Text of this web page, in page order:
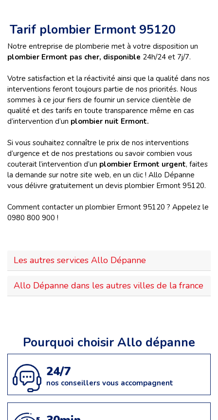
Tarif plombier Ermont 95120
Notre entreprise de plomberie met à votre disposition un
plombier Ermont pas cher, disponible 24h/24 et 7j/7.
Votre satisfaction et la réactivité ainsi que la qualité dans nos
interventions feront toujours partie de nos priorités. Nous
sommes à ce jour fiers de fournir un service clientèle de
qualité et des tarifs en toute transparence même en cas
d’intervention d’un plombier nuit Ermont.
Si vous souhaitez connaître le prix de nos interventions
d’urgence et de nos prestations ou savoir combien vous
couterait l’intervention d’un plombier Ermont urgent, faites
la demande sur notre site web, en un clic ! Allo Dépanne
vous délivre gratuitement un devis plombier Ermont 95120.
Comment contacter un plombier Ermont 95120 ? Appelez le
0980 800 900 !
Les autres services Allo Dépanne
Allo Dépanne dans les autres villes de la france
Pourquoi choisir Allo dépanne
24/7
nos conseillers vous accompagnent